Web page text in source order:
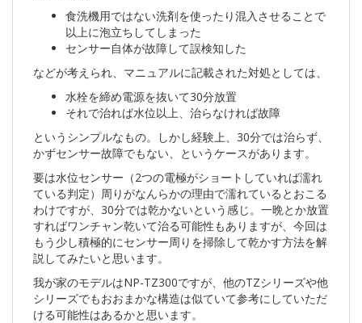
食洗機用ではない洗剤を使ったり混入させることで
以上に泡立ちしてしまった
センサー自体が故障して誤検知した
などが考えられ、マニュアルに記載された対処としては、
水栓を締め電源を抜いて30分放置
それで治れば水位以上、治らなければ故障
というシンプルなもの。しかし経験上、30分では治らず、
かずセンサー故障でもない、というケースがあります。
要は水位センサー（2つの電極がショートしていれば濡れ
ている判定）周りがなんらかの理由で濡れているとおこる
わけですが、30分では乾かないという感じ。一晩とか放置
すればワンチャン乾いて治る可能性もありますが、今回は
もう少し積極的にセンサー周りを掃除して乾かす方法を解
説してみたいと思います。
我が家のモデルはNP-TZ300ですが、他のTZシリーズや他
シリーズでもおおまかな構造は似ていて参考にしていただ
ける可能性はあるかと思います。